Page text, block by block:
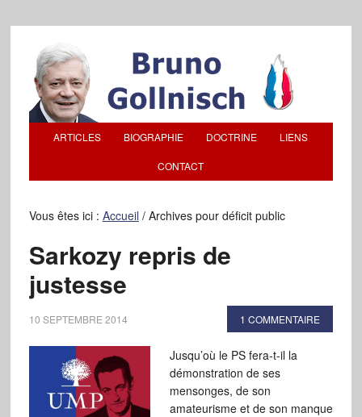
ARTICLES BIOGRAPHIE DOCTRINE LIENS
CONTACT
Vous êtes ici : Accueil /Archives pour déficit public
Sarkozy repris de
justesse
10 SEPTEMBRE 2014 1 COMMENTAIRE
Jusqu’où le PS fera-t-il la
démonstration de ses
mensonges, de son
amateurisme et de son manque